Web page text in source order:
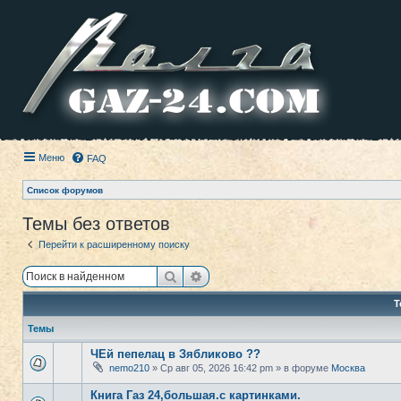
Меню FAQ
Список форумов
Темы без ответов
Перейти к расширенному поиску
ПоискРасширенный поиск
Темы
ЧЕй пепелац в Зябликово ??
nemo210 » Ср авг 05, 2026 16:42 pm » в форуме Москва
Книга Газ 24,большая.с картинками.